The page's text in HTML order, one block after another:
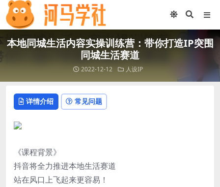
本地同城生活内容实操训练营：带你打造IP突围
同城生活赛道
2022-12-12 人设IP
详情介绍 常见问题
《课程背景》
抖音将全力推进本地生活赛道
站在风口上飞起来更容易！